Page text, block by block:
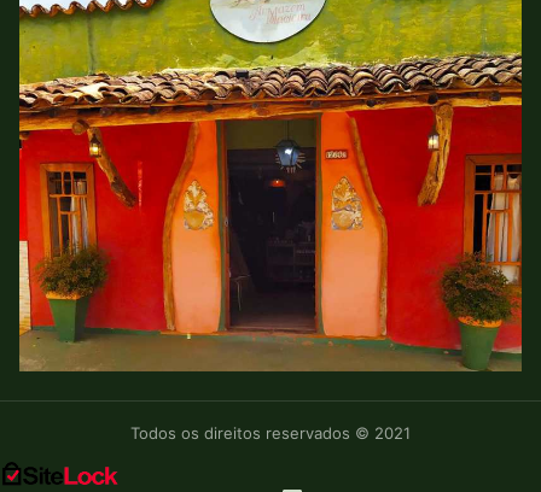
Todos os direitos reservados © 2021